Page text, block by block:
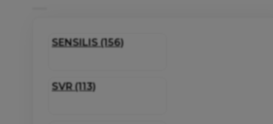
SENSILIS (156)
SVR (113)